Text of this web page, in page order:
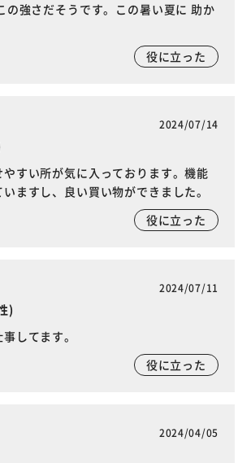
の強さだそうです。この暑い夏に 助か
役に立った
2024/07/14
すい所が気に入っております。機能
ますし、良い買い物ができました。
役に立った
2024/07/11
)
してます。
役に立った
2024/04/05